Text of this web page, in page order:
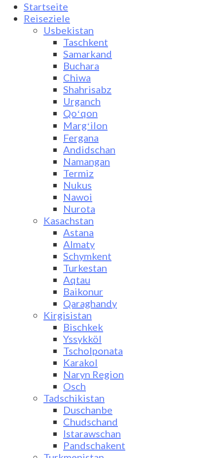
Startseite
Reiseziele
Usbekistan
Taschkent
Samarkand
Buchara
Chiwa
Shahrisabz
Urganch
Qoʻqon
Margʻilon
Fergana
Andidschan
Namangan
Termiz
Nukus
Nawoi
Nurota
Kasachstan
Astana
Almaty
Schymkent
Turkestan
Aqtau
Baikonur
Qaraghandy
Kirgisistan
Bischkek
Yssykköl
Tscholponata
Karakol
Naryn Region
Osch
Tadschikistan
Duschanbe
Chudschand
Istarawschan
Pandschakent